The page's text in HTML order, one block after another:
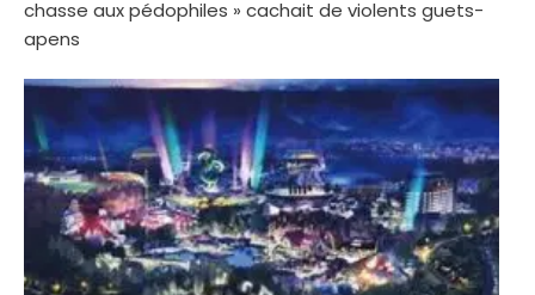
chasse aux pédophiles » cachait de violents guets-
apens